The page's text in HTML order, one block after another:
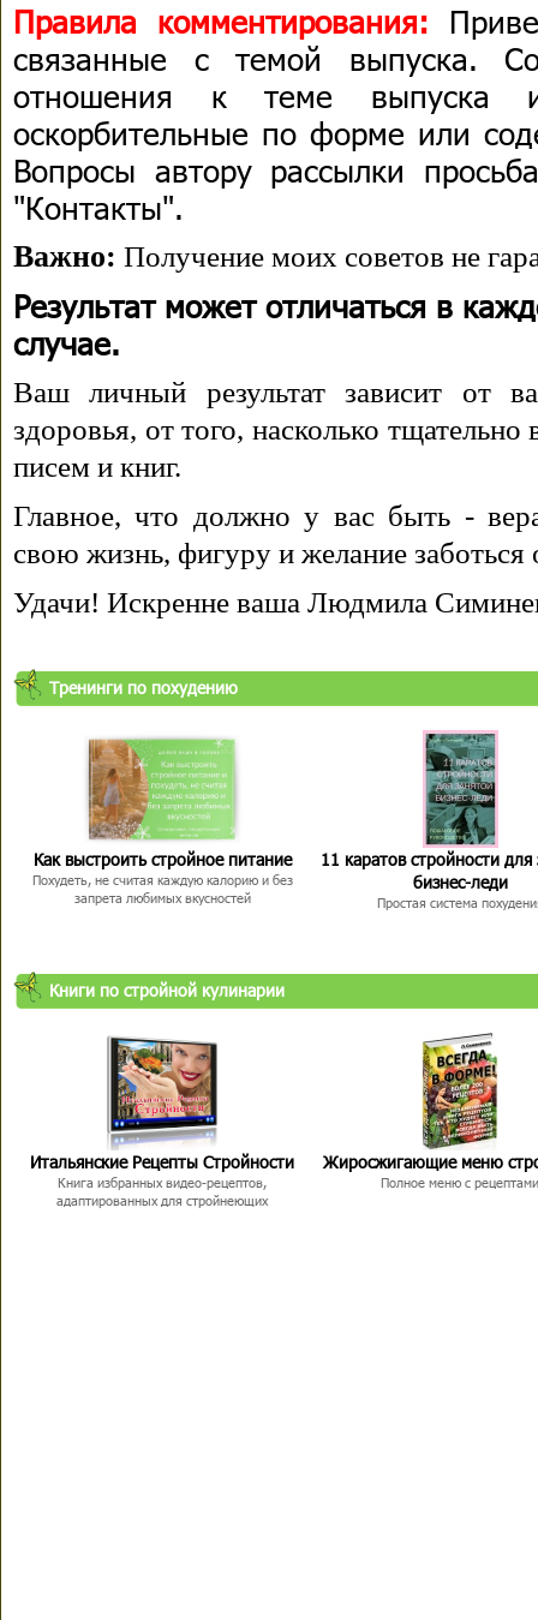
Правила комментирования:
связанные с темой выпуска.
отношения к теме выпуска
оскорбительные по форме или
Вопросы автору рассылки
"Контакты".
Важно: Получение моих советов не
Результат может отличаться в
случае.
Ваш личный результат зависит от
здоровья, от того, насколько
писем и книг.
Главное, что должно у вас быть -
свою жизнь, фигуру и желание заботься
Удачи! Искренне ваша Людмила
Тренинги по похудению
Как выстроить стройное питание
Похудеть, не считая каждую калорию и без
запрета любимых вкусностей
11 каратов стройности для
бизнес-леди
Простая система
Книги по стройной кулинарии
Итальянские Рецепты Стройности
Книга избранных видео-рецептов,
адаптированных для стройнеющих
Жиросжигающие меню
Полное меню с рецептами